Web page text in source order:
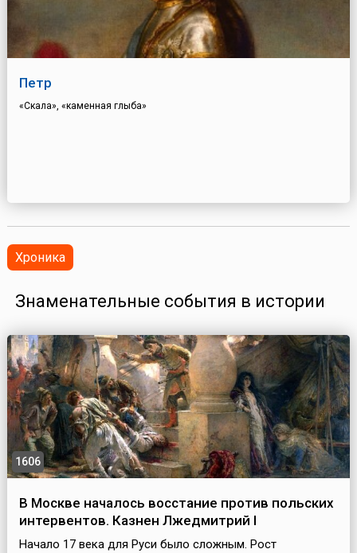
Петр
«Скала», «каменная глыба»
Хроника
Знаменательные события в истории
1606
В Москве началось восстание против польских
интервентов. Казнен Лжедмитрий I
Начало 17 века для Руси было сложным. Рост